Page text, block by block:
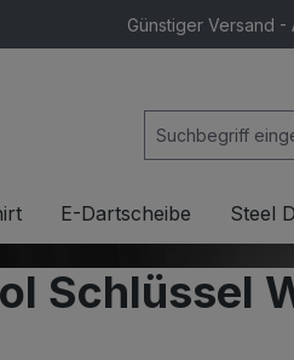
Günstiger Versand -
E-Dartscheibe Steel
Schlüssel